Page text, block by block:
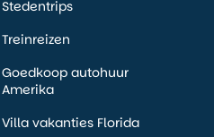
Stedentrips
Treinreizen
Goedkoop autohuur
Amerika
Villa vakanties Florida